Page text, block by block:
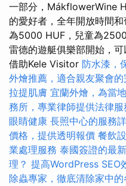
一部分，MákflowerWine
的愛好者，全年開放時間
為5000 HUF，兒童為
雷德的遊艇俱樂部開始，可
借助Kele Visitor 防水漆，
外燴推薦，適合親友聚會
拉提肌膚 宜蘭外燴，為當
務所，專業律師提供法律服
眼睛健康 長照中心的服務
價格，提供透明報價 餐飲
業處理服務 泰國簽證的最
理？ 提高WordPress SEO
除蟲專家，徹底清除家中